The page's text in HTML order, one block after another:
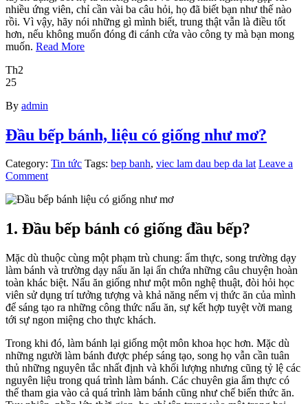
nhiều ứng viên, chỉ cần vài ba câu hỏi, họ đã biết bạn như thế nào
rồi. Vì vậy, hãy nói những gì mình biết, trung thật vẫn là điều tốt
hơn, nếu không muốn đóng đi cánh cửa vào công ty mà bạn mong
muốn. Read More
Th2
25
By admin
Đầu bếp bánh, liệu có giống như mơ?
Category: Tin tức Tags: bep banh, viec lam dau bep da lat Leave a
Comment
1. Đầu bếp bánh có giống đầu bếp?
Mặc dù thuộc cùng một phạm trù chung: ẩm thực, song trường dạy
làm bánh và trường dạy nấu ăn lại ẩn chứa những câu chuyện hoàn
toàn khác biệt. Nấu ăn giống như một môn nghệ thuật, đòi hỏi học
viên sử dụng trí tưởng tượng và khả năng nếm vị thức ăn của mình
để sáng tạo ra những công thức nấu ăn, sự kết hợp tuyệt vời mang
tới sự ngon miệng cho thực khách.
Trong khi đó, làm bánh lại giống một môn khoa học hơn. Mặc dù
những người làm bánh được phép sáng tạo, song họ vẫn cần tuân
thủ những nguyên tắc nhất định và khối lượng nhưng cũng tỷ lệ các
nguyên liệu trong quá trình làm bánh. Các chuyên gia ẩm thực có
thể tham gia vào cả quá trình làm bánh cũng như chế biến thức ăn.